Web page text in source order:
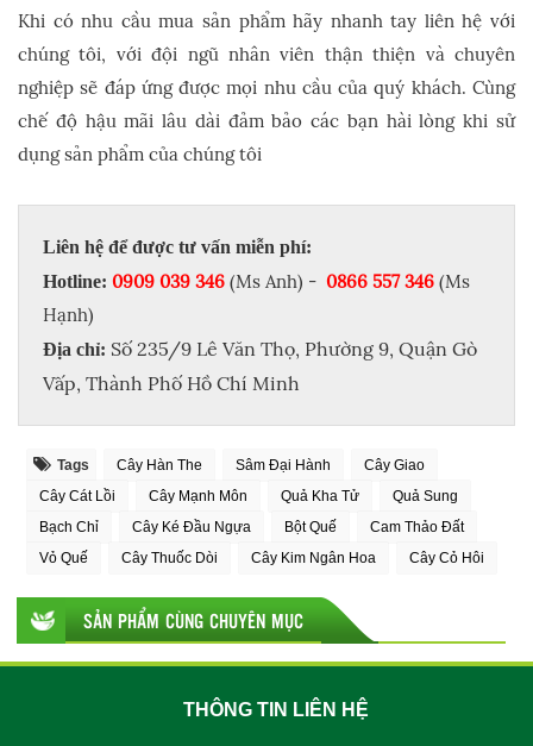
Khi có nhu cầu mua sản phẩm hãy nhanh tay liên hệ với
chúng tôi, với đội ngũ nhân viên thận thiện và chuyên
nghiệp sẽ đáp ứng được mọi nhu cầu của quý khách. Cùng
chế độ hậu mãi lâu dài đảm bảo các bạn hài lòng khi sử
dụng sản phẩm của chúng tôi
Liên hệ để được tư vấn miễn phí:
Hotline: 0909 039 346 (Ms Anh) - 0866 557 346 (Ms
Hạnh)
Địa chỉ: Số 235/9 Lê Văn Thọ, Phường 9, Quận Gò
Vấp, Thành Phố Hồ Chí Minh
Tags Cây Hàn The Sâm Đại Hành
Cây Giao
Cây Cát Lồi
Cây Mạnh Môn Quả Kha Tử
Quả Sung
Bạch Chỉ
Cây Ké Đầu Ngựa Bột Quế
Cam Thảo Đất
Vỏ Quế
Cây Thuốc Dòi Cây Kim Ngân Hoa Cây Cỏ Hôi
SẢN PHẨM CÙNG CHUYÊN MỤC
THÔNG TIN LIÊN HỆ